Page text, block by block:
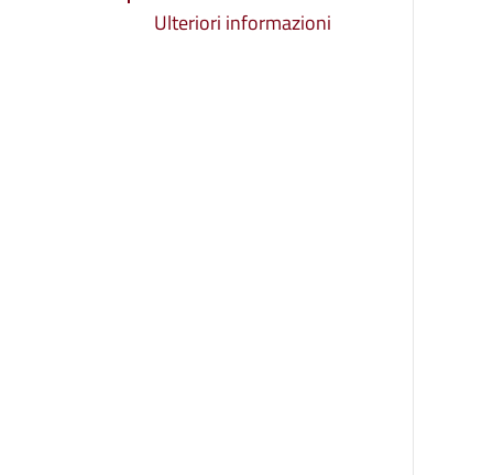
Ulteriori informazioni